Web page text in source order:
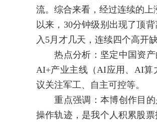
流。综合来看，经过连续的上
以来，30分钟级别出现了顶
入5月才几天，连续四个高开
热点分析：坚定中国资产
AI+产业主线（AI应用、AI算
议关注军工、自主可控等。
重点强调：本博创作目的
操作轨迹，是我个人积累股